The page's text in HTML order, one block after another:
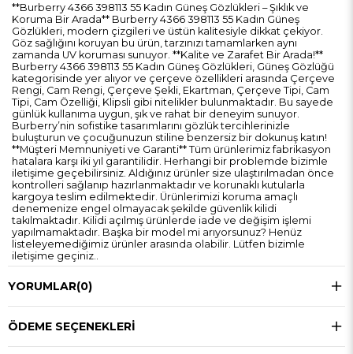
**Burberry 4366 398113 55 Kadın Güneş Gözlükleri – Şıklık ve
Koruma Bir Arada** Burberry 4366 398113 55 Kadın Güneş
Gözlükleri, modern çizgileri ve üstün kalitesiyle dikkat çekiyor.
Göz sağlığını koruyan bu ürün, tarzınızı tamamlarken aynı
zamanda UV koruması sunuyor. **Kalite ve Zarafet Bir Arada!**
Burberry 4366 398113 55 Kadın Güneş Gözlükleri, Güneş Gözlüğü
kategorisinde yer alıyor ve çerçeve özellikleri arasında Çerçeve
Rengi, Cam Rengi, Çerçeve Şekli, Ekartman, Çerçeve Tipi, Cam
Tipi, Cam Özelliği, Klipsli gibi nitelikler bulunmaktadır. Bu sayede
günlük kullanıma uygun, şık ve rahat bir deneyim sunuyor.
Burberry’nin sofistike tasarımlarını gözlük tercihlerinizle
buluşturun ve çocuğunuzun stiline benzersiz bir dokunuş katın!
**Müşteri Memnuniyeti ve Garanti** Tüm ürünlerimiz fabrikasyon
hatalara karşı iki yıl garantilidir. Herhangi bir problemde bizimle
iletişime geçebilirsiniz. Aldığınız ürünler size ulaştırılmadan önce
kontrolleri sağlanıp hazırlanmaktadır ve korunaklı kutularla
kargoya teslim edilmektedir. Ürünlerimizi koruma amaçlı
denemenize engel olmayacak şekilde güvenlik kilidi
takılmaktadır. Kilidi açılmış ürünlerde iade ve değişim işlemi
yapılmamaktadır. Başka bir model mi arıyorsunuz? Henüz
listeleyemediğimiz ürünler arasında olabilir. Lütfen bizimle
iletişime geçiniz..
YORUMLAR(0)
ÖDEME SEÇENEKLERI